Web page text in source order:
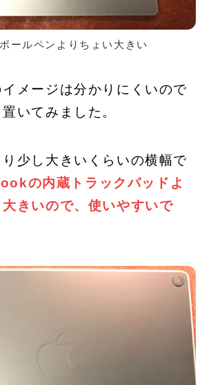
ールペンよりちょい大きい
メージは分かりにくいので
いてみました。
少し大きいくらいの横幅で
の内蔵トラックパッドよ
きいので、 使いやすいで